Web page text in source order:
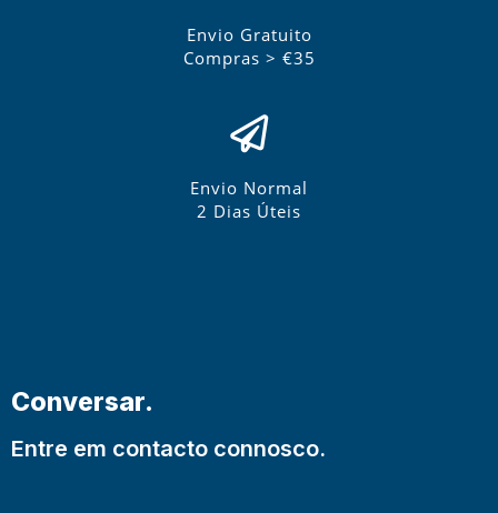
Envio Gratuito
Compras > €35
Envio Normal
2 Dias Úteis
Conversar.
Entre em contacto connosco.